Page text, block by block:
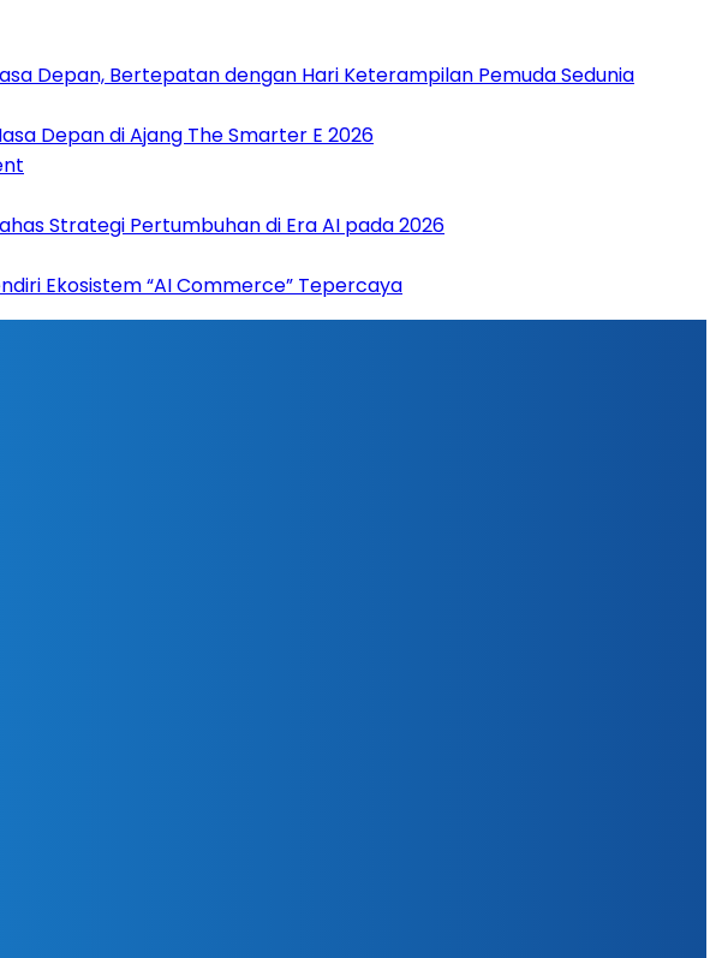
Depan, Bertepatan dengan Hari Keterampilan Pemuda Sedunia
Depan di Ajang The Smarter E 2026
Strategi Pertumbuhan di Era AI pada 2026
Ekosistem “AI Commerce” Tepercaya